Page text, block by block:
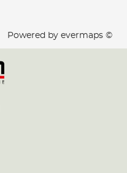
Powered by evermaps ©